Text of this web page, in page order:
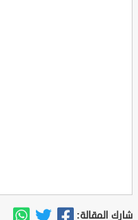
شارك المقالة: